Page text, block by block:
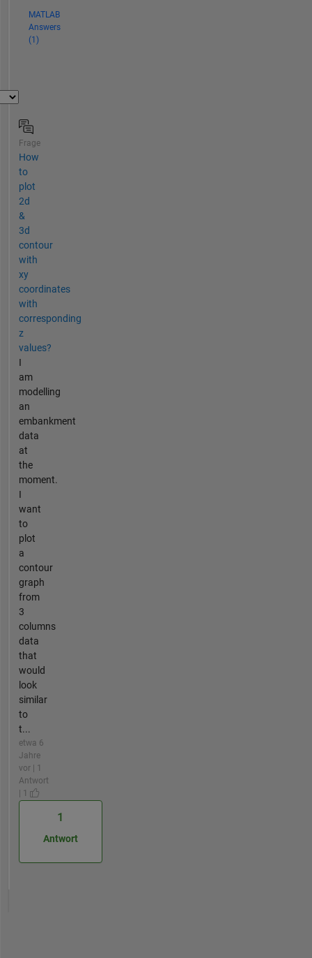
MATLAB
Answers
(1)
Frage
How
to
plot
2d
&
3d
contour
with
xy
coordinates
with
corresponding
z
values?
I
am
modelling
an
embankment
data
at
the
moment.
I
want
to
plot
a
contour
graph
from
3
columns
data
that
would
look
similar
to
t...
etwa 6
Jahre
vor | 1
Antwort
| 1
1
Antwort